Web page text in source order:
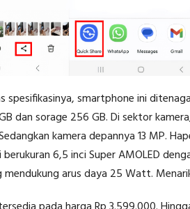
spesifikasinya, smartphone ini
dan sorage 256 GB. Di sektor
kamera depannya 13 MP.
berukuran 6,5 inci Super AMOLED
arus daya 25 Watt.